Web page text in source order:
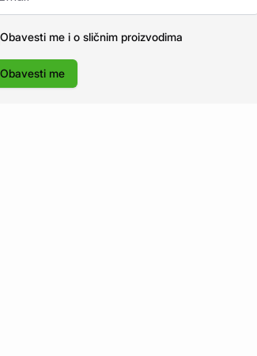
Obavesti me i o sličnim proizvodima
Obavesti me